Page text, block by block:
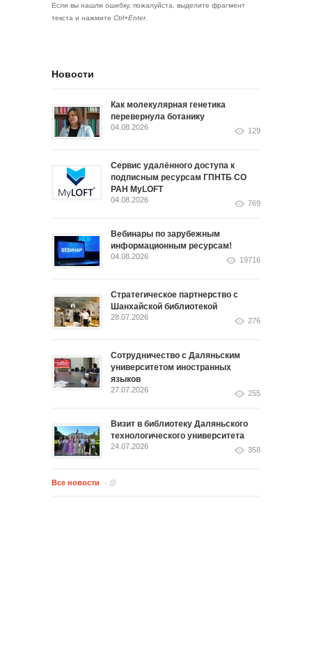
Если вы нашли ошибку, пожалуйста, выделите фрагмент
текста и нажмите Ctrl+Enter.
Новости
Как молекулярная генетика
перевернула ботанику
04.08.2026 129
Сервис удалённого доступа к
подписным ресурсам ГПНТБ СО
РАН MyLOFT
04.08.2026 769
Вебинары по зарубежным
информационным ресурсам!
04.08.2026 19716
Стратегическое партнерство с
Шанхайской библиотекой
28.07.2026 276
Сотрудничество с Даляньским
университетом иностранных
языков
27.07.2026 255
Визит в библиотеку Даляньского
технологического университета
24.07.2026 358
Все новости